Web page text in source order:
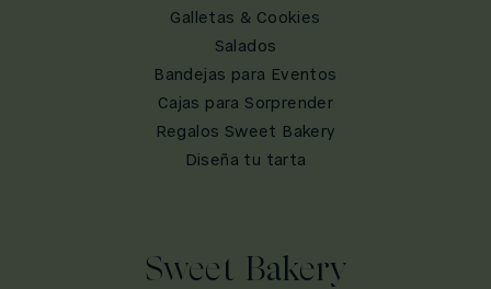
Galletas & Cookies
Salados
Bandejas para Eventos
Cajas para Sorprender
Regalos Sweet Bakery
Diseña tu tarta
Sweet Bakery